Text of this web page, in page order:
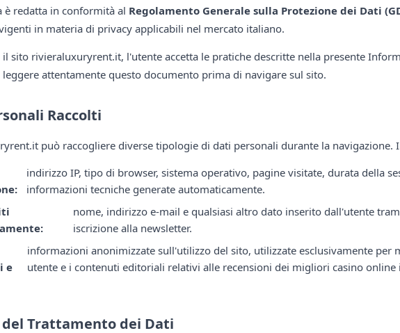
è redatta in conformità al Regolamento Generale sulla Protezione dei Dati
in materia di privacy applicabili nel mercato italiano.
sito rivieraluxuryrent.it, l'utente accetta le pratiche descritte nella presente
attentamente questo documento prima di navigare sul sito.
Raccolti
può raccogliere diverse tipologie di dati personali durante la navigazione.
indirizzo IP, tipo di browser, sistema operativo, pagine visitate, durata della
informazioni tecniche generate automaticamente.
nome, indirizzo e-mail e qualsiasi altro dato inserito dall'utente
iscrizione alla newsletter.
e
informazioni anonimizzate sull'utilizzo del sito, utilizzate esclusivamente per
utente e i contenuti editoriali relativi alle recensioni dei migliori casino online
Trattamento dei Dati